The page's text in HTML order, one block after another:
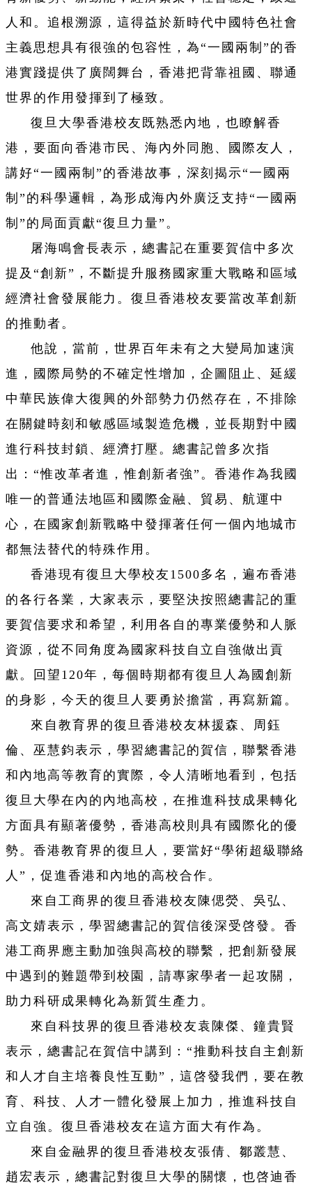
人和。追根溯源，這得益於新時代中國特色社會
主義思想具有很強的包容性，為“一國兩制”的香
港實踐提供了廣闊舞台，香港把背靠祖國、聯通
世界的作用發揮到了極致。
復旦大學香港校友既熟悉內地，也瞭解香
港，要面向香港市民、海內外同胞、國際友人，
講好“一國兩制”的香港故事，深刻揭示“一國兩
制”的科學邏輯，為形成海內外廣泛支持“一國兩
制”的局面貢獻“復旦力量”。
屠海鳴會長表示，總書記在重要賀信中多次
提及“創新”，不斷提升服務國家重大戰略和區域
經濟社會發展能力。復旦香港校友要當改革創新
的推動者。
他說，當前，世界百年未有之大變局加速演
進，國際局勢的不確定性增加，企圖阻止、延緩
中華民族偉大復興的外部勢力仍然存在，不排除
在關鍵時刻和敏感區域製造危機，並長期對中國
進行科技封鎖、經濟打壓。總書記曾多次指
出：“惟改革者進，惟創新者強”。香港作為我國
唯一的普通法地區和國際金融、貿易、航運中
心，在國家創新戰略中發揮著任何一個內地城市
都無法替代的特殊作用。
香港現有復旦大學校友1500多名，遍布香港
的各行各業，大家表示，要堅決按照總書記的重
要賀信要求和希望，利用各自的專業優勢和人脈
資源，從不同角度為國家科技自立自強做出貢
獻。回望120年，每個時期都有復旦人為國創新
的身影，今天的復旦人要勇於擔當，再寫新篇。
來自教育界的復旦香港校友林援森、周鈺
倫、巫慧鈞表示，學習總書記的賀信，聯繫香港
和內地高等教育的實際，令人清晰地看到，包括
復旦大學在內的內地高校，在推進科技成果轉化
方面具有顯著優勢，香港高校則具有國際化的優
勢。香港教育界的復旦人，要當好“學術超級聯絡
人”，促進香港和內地的高校合作。
來自工商界的復旦香港校友陳偲熒、吳弘、
高文婧表示，學習總書記的賀信後深受啓發。香
港工商界應主動加強與高校的聯繫，把創新發展
中遇到的難題帶到校園，請專家學者一起攻關，
助力科研成果轉化為新質生產力。
來自科技界的復旦香港校友袁陳傑、鐘貴賢
表示，總書記在賀信中講到：“推動科技自主創新
和人才自主培養良性互動”，這啓發我們，要在教
育、科技、人才一體化發展上加力，推進科技自
立自強。復旦香港校友在這方面大有作為。
來自金融界的復旦香港校友張倩、鄒叢慧、
趙宏表示，總書記對復旦大學的關懷，也啓迪香